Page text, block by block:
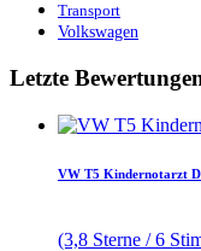
Transport
Volkswagen
Letzte
VW T5 Kindernotarzt
(3,8 Sterne / 6